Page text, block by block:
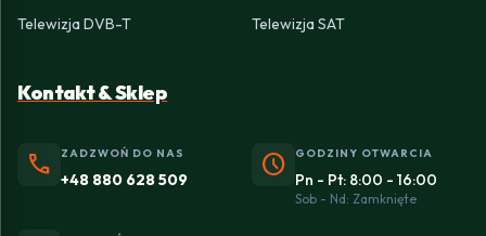
Telewizja DVB-T
Telewizja SAT
Kontakt & Sklep
phone ZADZWOŃ DO NAS
+48 880 628 509 schedule GODZINY OTWARCIA
Pn - Pt: 8:00 - 16:00
Sob - Nd: Zamknięte